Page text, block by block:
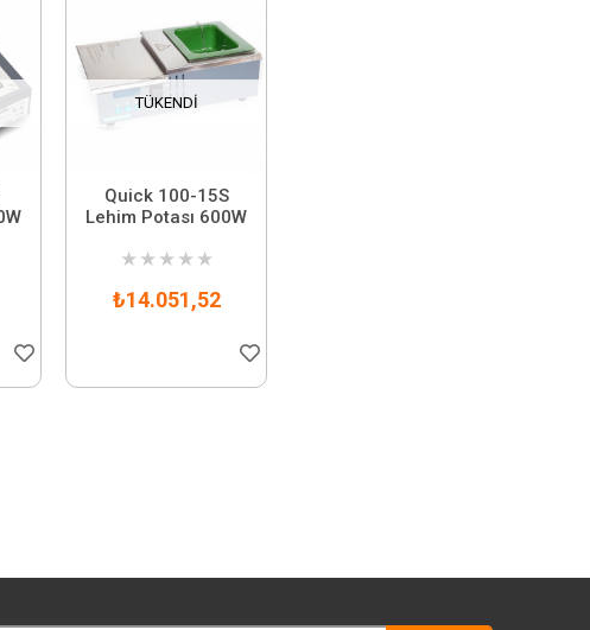
TÜKENDI
Quick 100-15S
Lehim Potası 600W
★ ★ ★ ★ ★
₺14.051,52